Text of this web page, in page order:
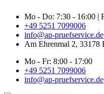
Inhalt
springen
Mo - Do: 7:30 - 16:00 |
+49 5251 7099006
info@ap-pruefservice.de
Am Ehrenmal 2, 33178
Mo - Fr: 8:00 - 17:00
+49 5251 7099006
info@ap-pruefservice.de